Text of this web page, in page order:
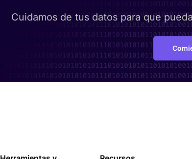
Cuidamos de tus datos para que